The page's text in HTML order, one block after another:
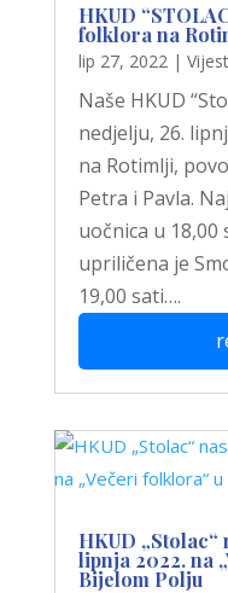
HKUD
folklora na
lip 27, 2022|
Naše HKUD
nedjelju, 26.
na Rotimlji,
Petra i Pavla.
uočnica u 18,00
upriličena je
19,00 sati….
HKUD „Stolac“
lipnja 2022. na
Bijelom Polju